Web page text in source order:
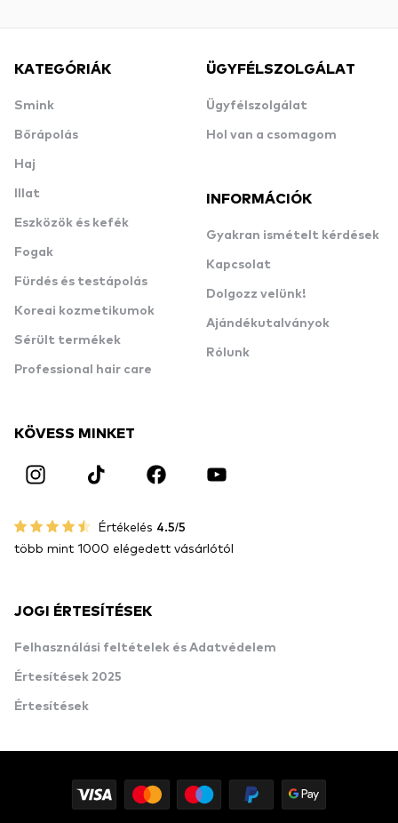
KATEGÓRIÁK
Smink
Bőrápolás
Haj
Illat
Eszközök és kefék
Fogak
Fürdés és testápolás
Koreai kozmetikumok
Sérült termékek
Professional hair care
ÜGYFÉLSZOLGÁLAT
Ügyfélszolgálat
Hol van a csomagom
INFORMÁCIÓK
Gyakran ismételt kérdések
Kapcsolat
Dolgozz velünk!
Ajándékutalványok
Rólunk
KÖVESS MINKET
Értékelés 4.5/5
több mint 1000 elégedett vásárlótól
JOGI ÉRTESÍTÉSEK
Felhasználási feltételek és Adatvédelem
Értesítések 2025
Értesítések